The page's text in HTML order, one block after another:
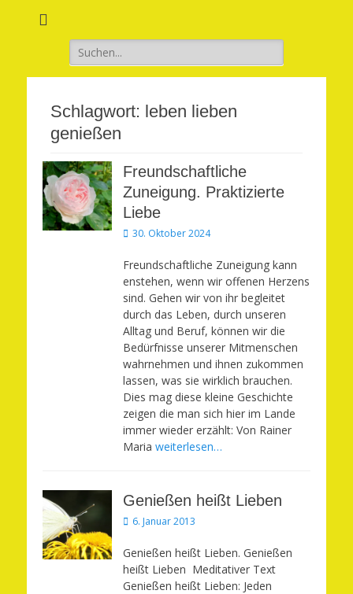
Suchen
nach:
Schlagwort: leben lieben
genießen
Freundschaftliche
Zuneigung. Praktizierte
Liebe
Veröffentlicht
30. Oktober 2024
Freundschaftliche Zuneigung kann
enstehen, wenn wir offenen Herzens
sind. Gehen wir von ihr begleitet
durch das Leben, durch unseren
Alltag und Beruf, können wir die
Bedürfnisse unserer Mitmenschen
wahrnehmen und ihnen zukommen
lassen, was sie wirklich brauchen.
Dies mag diese kleine Geschichte
zeigen die man sich hier im Lande
immer wieder erzählt: Von Rainer
Maria weiterlesen…
Genießen heißt Lieben
Veröffentlicht
6. Januar 2013
Genießen heißt Lieben. Genießen
heißt Lieben Meditativer Text
Genießen heißt Lieben: Jeden